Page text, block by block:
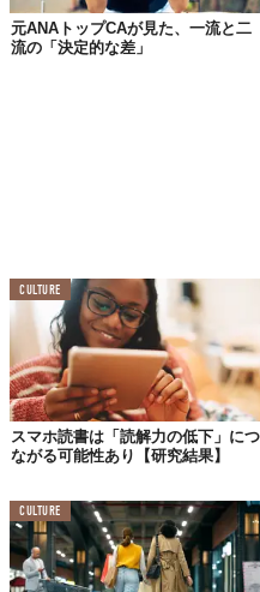
会話
豊かになっていくはず。自分の
え、コミュニケーション能力や
元ANAトップCAが見た、一流と二
流の「決定的な差」
CULTURE
スマホ読書は「読解力の低下」につ
ながる可能性あり【研究結果】
CULTURE